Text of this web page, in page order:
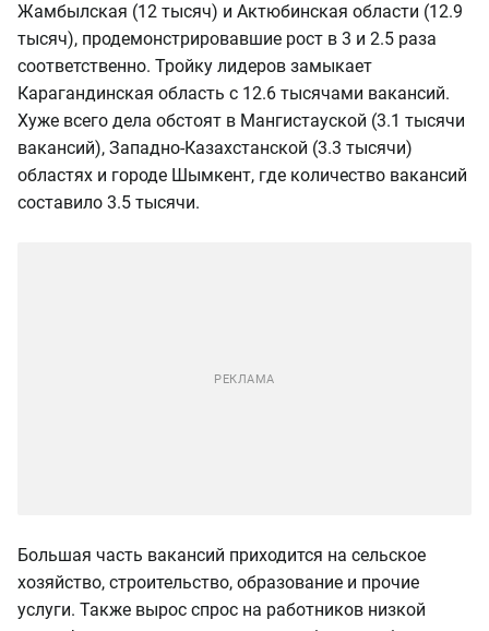
Жамбылская (12 тысяч) и Актюбинская области (12.9
тысяч), продемонстрировавшие рост в 3 и 2.5 раза
соответственно. Тройку лидеров замыкает
Карагандинская область с 12.6 тысячами вакансий.
Хуже всего дела обстоят в Мангистауской (3.1 тысячи
вакансий), Западно-Казахстанской (3.3 тысячи)
областях и городе Шымкент, где количество вакансий
составило 3.5 тысячи.
Большая часть вакансий приходится на сельское
хозяйство, строительство, образование и прочие
услуги. Также вырос спрос на работников низкой